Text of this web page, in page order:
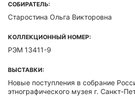
СОБИРАТЕЛЬ:
Старостина Ольга Викторовна
КОЛЛЕКЦИОННЫЙ НОМЕР:
РЭМ 13411-9
ВЫСТАВКИ:
Новые поступления в собрание
этнографического музея г. Санкт-